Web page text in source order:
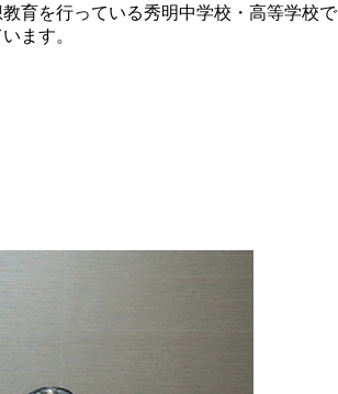
育を行っている秀明中学校・高等学校
ます。